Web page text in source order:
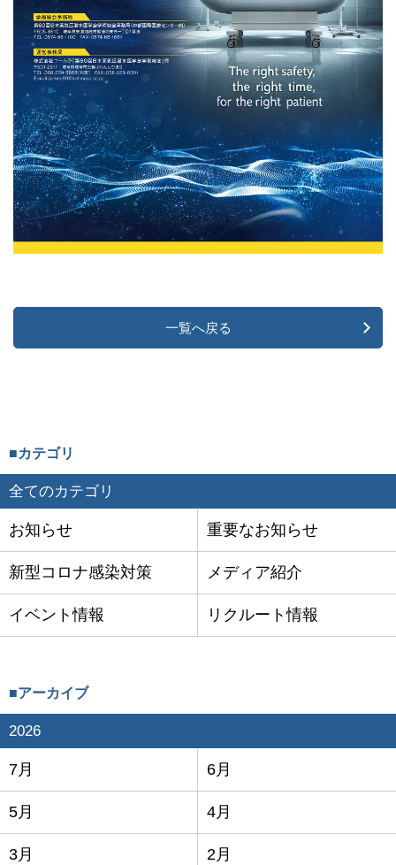
一覧へ戻る
■カテゴリ
全てのカテゴリ
お知らせ 重要なお知らせ
新型コロナ感染対策 メディア紹介
イベント情報 リクルート情報
■アーカイブ
2026
7月 6月
5月 4月
3月 2月